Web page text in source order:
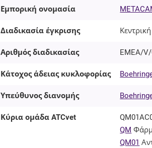
Εμπορική ονομασία
Διαδικασία έγκρισης
Αριθμός διαδικασίας EMEA/
Κάτοχος άδειας κυκλοφορίας
Υπεύθυνος διανομής
Κύρια ομάδα ATCvet
QM
QM01